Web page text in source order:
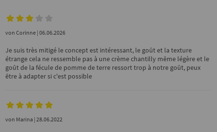
vonCorinne | 06.06.2026
Je suis très mitigé le concept est intéressant, le goût et la texture
étrange cela ne ressemble pas à une crème chantilly même légère et le
goût de la fécule de pomme de terre ressort trop à notre goût, peux
être à adapter si c'est possible
von Marina | 28.06.2022